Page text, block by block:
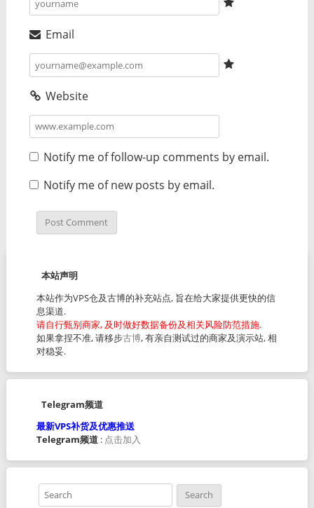
Email
Website
Notify me of follow-up comments by email.
Notify me of new posts by email.
本站声明
本站作为VPS仓及古博的补充站点, 旨在给大家提供更快的信
息渠道.
请自行甄别商家, 及时做好数据备份及相关风险防范措施.
如果拿捏不准, 请移步古博, 有亲自测试过的商家及演示站, 相
对稳妥.
Telegram频道
最新VPS补货及优惠推送
Telegram频道: 点击加入